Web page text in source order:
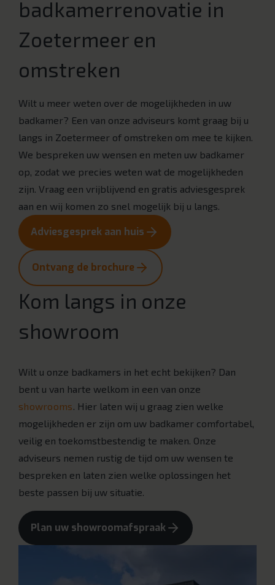
badkamerrenovatie in
Zoetermeer en
omstreken
Wilt u meer weten over de mogelijkheden in uw
badkamer? Een van onze adviseurs komt graag bij u
langs in Zoetermeer of omstreken om mee te kijken.
We bespreken uw wensen en meten uw badkamer
op, zodat we precies weten wat de mogelijkheden
zijn. Vraag een vrijblijvend en gratis adviesgesprek
aan en wij komen zo snel mogelijk bij u langs.
Adviesgesprek aan huis
Ontvang de brochure
Kom langs in onze
showroom
Wilt u onze badkamers in het echt bekijken? Dan
bent u van harte welkom in een van onze
showrooms. Hier laten wij u graag zien welke
mogelijkheden er zijn om uw badkamer comfortabel,
veilig en toekomstbestendig te maken. Onze
adviseurs nemen rustig de tijd om uw wensen te
bespreken en laten zien welke oplossingen het
beste passen bij uw situatie.
Plan uw showroomafspraak